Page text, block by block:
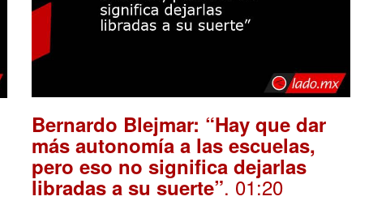
Bernardo Blejmar: “Hay que dar
más autonomía a las escuelas,
pero eso no significa dejarlas
libradas a su suerte”. 01:20